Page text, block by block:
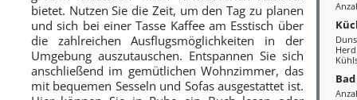
Herd
Bad
bietet. Nutzen Sie die Zeit, um den Tag zu planen
und sich bei einer Tasse Kaffee am Esstisch über
die zahlreichen Ausflugsmöglichkeiten in der
Umgebung auszutauschen. Entspannen Sie sich
anschließend im gemütlichen Wohnzimmer, das
mit bequemen Sesseln und Sofas ausgestattet ist.